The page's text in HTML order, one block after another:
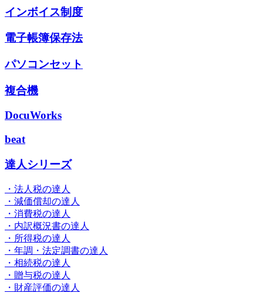
インボイス制度
電子帳簿保存法
パソコンセット
複合機
DocuWorks
beat
達人シリーズ
・法人税の達人
・減価償却の達人
・消費税の達人
・内訳概況書の達人
・所得税の達人
・年調・法定調書の達人
・相続税の達人
・贈与税の達人
・財産評価の達人